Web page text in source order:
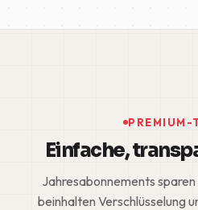
PREMIUM-
Einfache,
Jahresabonnements
beinhalten Verschlüsselung